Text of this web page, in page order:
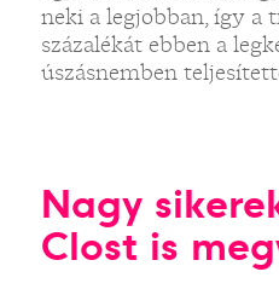
neki a legjobban, így a
százalékát ebben a
úszásnemben
Nagy
Clost is